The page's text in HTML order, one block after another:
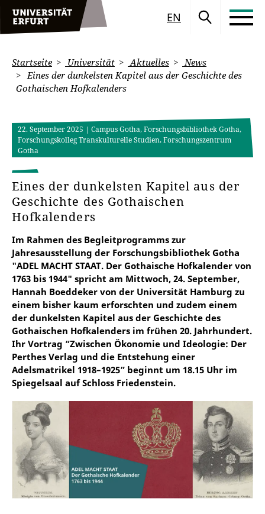
EN
Startseite Universität Aktuelles
News
Eines der dunkelsten Kapitel aus der Geschichte des
Gothaischen Hofkalenders
22. September 2025 | Campus Gotha, Forschungsbibliothek Gotha,
Forschungskolleg Transkulturelle Studien, Forschungszentrum
Gotha
Eines der dunkelsten Kapitel aus der
Geschichte des Gothaischen
Hofkalenders
Im Rahmen des Begleitprogramms zur
Jahresausstellung der Forschungsbibliothek Gotha
"ADEL MACHT STAAT. Der Gothaische Hofkalender von
1763 bis 1944" spricht am Mittwoch, 24. September,
Hannah Boeddeker von der Universität Hamburg zu
einem bisher kaum erforschten und zudem einem
der dunkelsten Kapitel aus der Geschichte des
Gothaischen Hofkalenders im frühen 20. Jahrhundert.
Ihr Vortrag “Zwischen Ökonomie und Ideologie: Der
Perthes Verlag und die Entstehung einer
Adelsmatrikel 1918–1925” beginnt um 18.15 Uhr im
Spiegelsaal auf Schloss Friedenstein.